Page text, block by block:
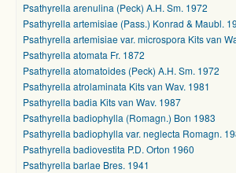
Psathyrella arenulina (Peck) A.H. Sm. 1972
Psathyrella artemisiae (Pass.) Konrad & Maubl.
Psathyrella artemisiae var. microspora Kits van
Psathyrella atomata Fr. 1872
Psathyrella atomatoides (Peck) A.H. Sm. 1972
Psathyrella atrolaminata Kits van Wav. 1981
Psathyrella badia Kits van Wav. 1987
Psathyrella badiophylla (Romagn.) Bon 1983
Psathyrella badiophylla var. neglecta Romagn.
Psathyrella badiovestita P.D. Orton 1960
Psathyrella barlae Bres. 1941